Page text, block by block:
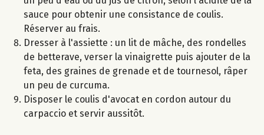
sauce pour obtenir une consistance de coulis.
Réserver au frais.
Dresser à l'assiette : un lit de mâche, des rondelles
de betterave, verser la vinaigrette puis ajouter de la
feta, des graines de grenade et de tournesol, râper
un peu de curcuma.
Disposer le coulis d'avocat en cordon autour du
carpaccio et servir aussitôt.